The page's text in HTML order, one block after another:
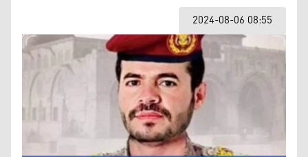
2024-08-06 08:55